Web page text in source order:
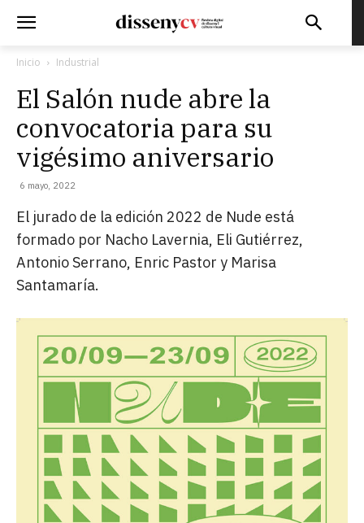
Inicio Industrial
El Salón nude abre la
convocatoria para su
vigésimo aniversario
6 mayo, 2022
El jurado de la edición 2022 de Nude está
formado por Nacho Lavernia, Eli Gutiérrez,
Antonio Serrano, Enric Pastor y Marisa
Santamaría.